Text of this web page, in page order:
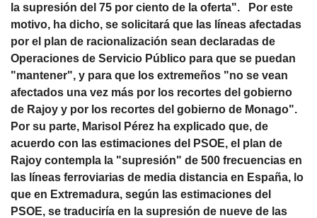
la supresión del 75 por ciento de la oferta". Por este
motivo, ha dicho, se solicitará que las líneas afectadas
por el plan de racionalización sean declaradas de
Operaciones de Servicio Público para que se puedan
"mantener", y para que los extremeños "no se vean
afectados una vez más por los recortes del gobierno
de Rajoy y por los recortes del gobierno de Monago".
Por su parte, Marisol Pérez ha explicado que, de
acuerdo con las estimaciones del PSOE, el plan de
Rajoy contempla la "supresión" de 500 frecuencias en
las líneas ferroviarias de media distancia en España, lo
que en Extremadura, según las estimaciones del
PSOE, se traduciría en la supresión de nueve de las